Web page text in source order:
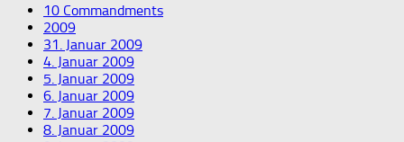
10 Commandments
2009
31. Januar 2009
4. Januar 2009
5. Januar 2009
6. Januar 2009
7. Januar 2009
8. Januar 2009